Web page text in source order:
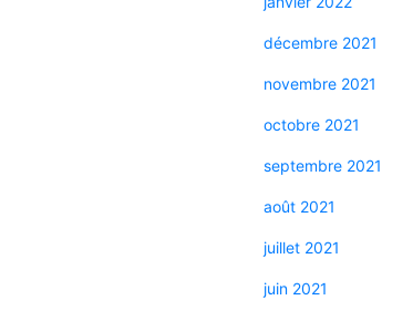
décembre 2021
novembre 2021
octobre 2021
septembre 2021
août 2021
juillet 2021
juin 2021